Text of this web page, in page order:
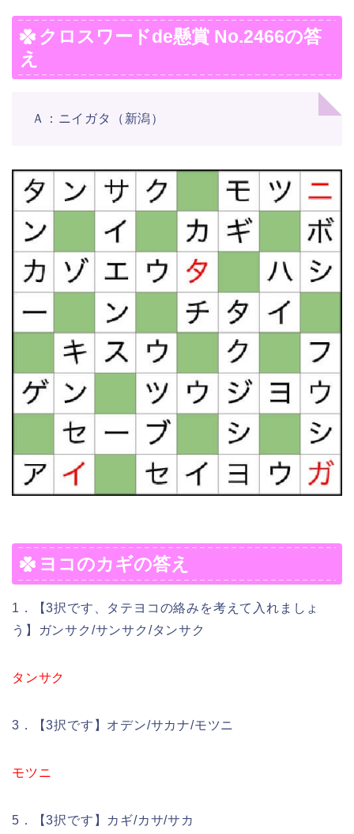
クロスワードde懸賞 No.2466の答
え
Ａ：ニイガタ（新潟）
ヨコのカギの答え
1．【3択です、タテヨコの絡みを考えて入れましょ
う】ガンサク/サンサク/タンサク
タンサク
3．【3択です】オデン/サカナ/モツニ
モツニ
5．【3択です】カギ/カサ/サカ